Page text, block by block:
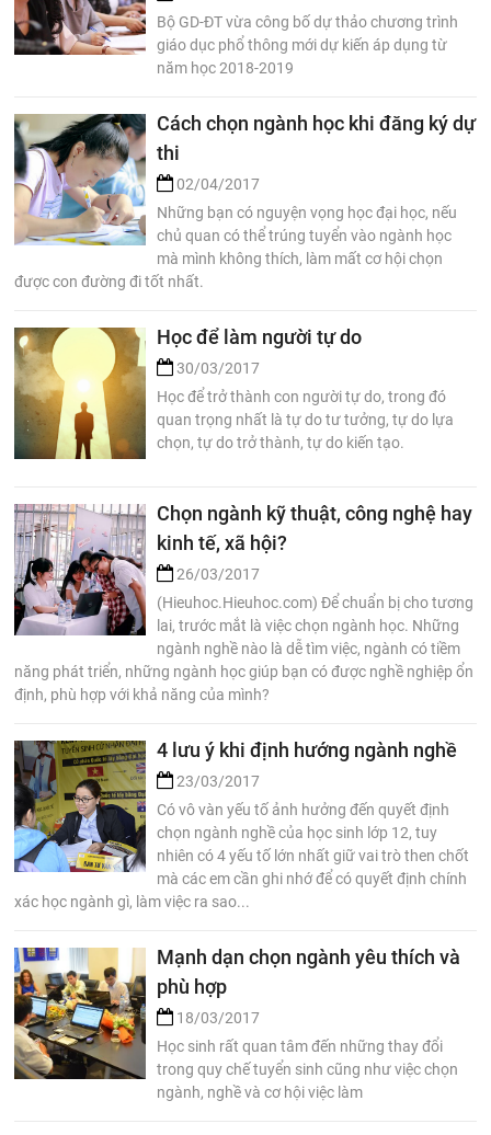
Bộ GD-ĐT vừa công bố dự thảo chương trình
giáo dục phổ thông mới dự kiến áp dụng từ
năm học 2018-2019
Cách chọn ngành học khi đăng ký dự
thi
02/04/2017
Những bạn có nguyện vọng học đại học, nếu
chủ quan có thể trúng tuyển vào ngành học
mà mình không thích, làm mất cơ hội chọn
được con đường đi tốt nhất.
Học để làm người tự do
30/03/2017
Học để trở thành con người tự do, trong đó
quan trọng nhất là tự do tư tưởng, tự do lựa
chọn, tự do trở thành, tự do kiến tạo.
Chọn ngành kỹ thuật, công nghệ hay
kinh tế, xã hội?
26/03/2017
(Hieuhoc.Hieuhoc.com) Để chuẩn bị cho tương
lai, trước mắt là việc chọn ngành học. Những
ngành nghề nào là dễ tìm việc, ngành có tiềm
năng phát triển, những ngành học giúp bạn có được nghề nghiệp ổn
định, phù hợp với khả năng của mình?
4 lưu ý khi định hướng ngành nghề
23/03/2017
Có vô vàn yếu tố ảnh hưởng đến quyết định
chọn ngành nghề của học sinh lớp 12, tuy
nhiên có 4 yếu tố lớn nhất giữ vai trò then chốt
mà các em cần ghi nhớ để có quyết định chính
xác học ngành gì, làm việc ra sao...
Mạnh dạn chọn ngành yêu thích và
phù hợp
18/03/2017
Học sinh rất quan tâm đến những thay đổi
trong quy chế tuyển sinh cũng như việc chọn
ngành, nghề và cơ hội việc làm